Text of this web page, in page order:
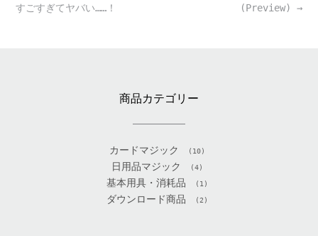
navigation
(Preview) →
すごすぎてヤバい……！
商品カテゴリー
カードマジック (10)
日用品マジック (4)
基本用具・消耗品 (1)
ダウンロード商品 (2)